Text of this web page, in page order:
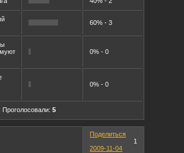
60% - 3
0% - 0
0% - 0
Проголосовали: 5
Поделиться
1
2009-11-04